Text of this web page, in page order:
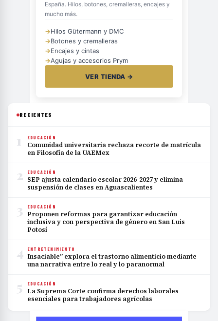
España. Hilos, botones, cremalleras, encajes y
mucho más.
→Hilos Gütermann y DMC
→Botones y cremalleras
→Encajes y cintas
→Agujas y accesorios Prym
VER TIENDA →
RECIENTES
1 EDUCACIÓN
Comunidad universitaria rechaza recorte de matrícula
en Filosofía de la UAEMex
2 EDUCACIÓN
SEP ajusta calendario escolar 2026-2027 y elimina
suspensión de clases en Aguascalientes
3 EDUCACIÓN
Proponen reformas para garantizar educación
inclusiva y con perspectiva de género en San Luis
Potosí
4 ENTRETENIMIENTO
Insaciable” explora el trastorno alimenticio mediante
una narrativa entre lo real y lo paranormal
5 EDUCACIÓN
La Suprema Corte confirma derechos laborales
esenciales para trabajadores agrícolas